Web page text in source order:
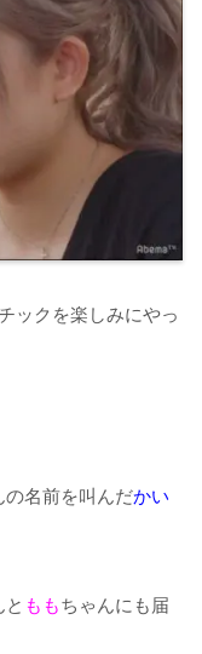
ックを楽しみにやっ
の名前を叫んだかい
と ももちゃんにも届